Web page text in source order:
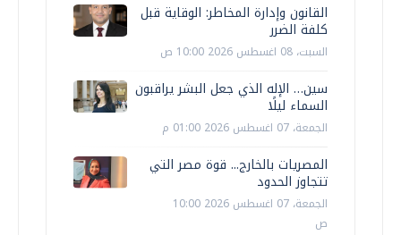
القانون وإدارة المخاطر: الوقاية قبل
كلفة الضرر
السبت، 08 اغسطس 2026 10:00 ص
سين… الإله الذي جعل البشر يراقبون
السماء ليلًا
الجمعة، 07 اغسطس 2026 01:00 م
المصريات بالخارج... قوة مصر التي
تتجاوز الحدود
الجمعة، 07 اغسطس 2026 10:00
ص